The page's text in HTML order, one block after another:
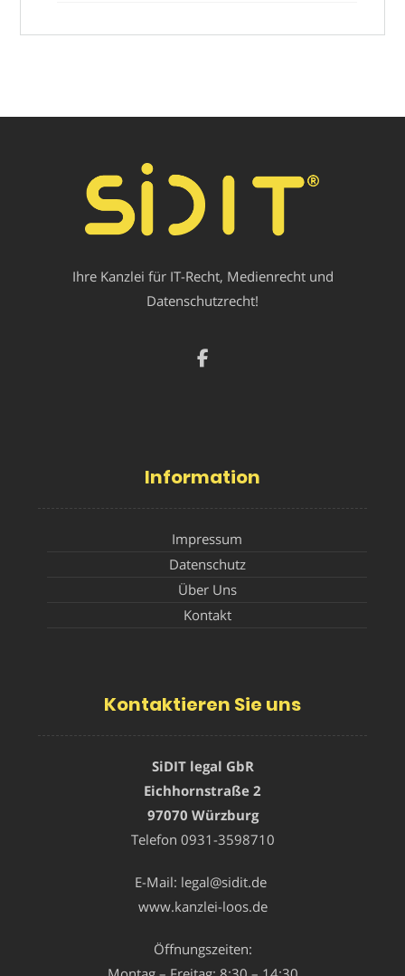
Ihre Kanzlei für IT-Recht, Medienrecht und
Datenschutzrecht!
Information
Impressum
Datenschutz
Über Uns
Kontakt
Kontaktieren Sie uns
SiDIT legal GbR
Eichhornstraße 2
97070 Würzburg
Telefon 0931-3598710
E-Mail: legal@sidit.de
www.kanzlei-loos.de
Öffnungszeiten: